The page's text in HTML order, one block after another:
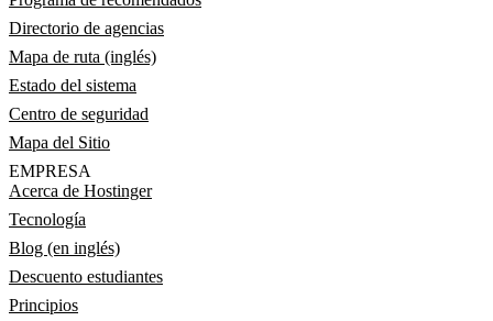
Directorio de agencias
Mapa de ruta (inglés)
Estado del sistema
Centro de seguridad
Mapa del Sitio
EMPRESA
Acerca de Hostinger
Tecnología
Blog (en inglés)
Descuento estudiantes
Principios